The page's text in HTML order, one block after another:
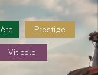
Prestige
Viticole